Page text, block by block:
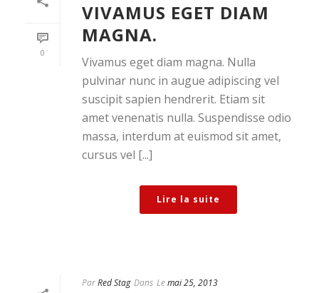
0
VIVAMUS EGET DIAM
MAGNA.
Vivamus eget diam magna. Nulla
pulvinar nunc in augue adipiscing vel
suscipit sapien hendrerit. Etiam sit
amet venenatis nulla. Suspendisse odio
massa, interdum at euismod sit amet,
cursus vel [...]
Lire la suite
ParRed Stag Dans Lemai 25, 2013